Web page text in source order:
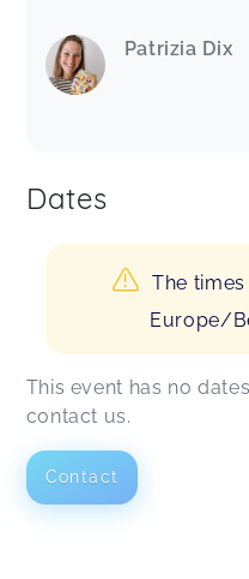
Patrizia Dix
Dates
The
Europe/
This event has no
contact us.
Contact